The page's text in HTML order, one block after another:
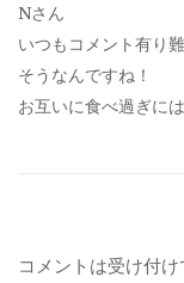
Nさん
いつもコメント有り
そうなんですね！
お互いに食べ過ぎに
コメントは受け付け